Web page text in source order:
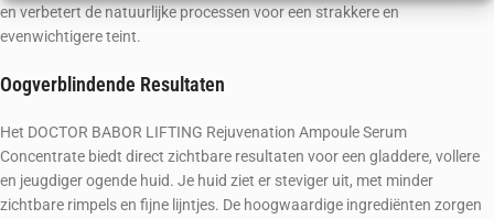
en verbetert de natuurlijke processen voor een strakkere en
evenwichtigere teint.
Oogverblindende Resultaten
Het DOCTOR BABOR LIFTING Rejuvenation Ampoule Serum
Concentrate biedt direct zichtbare resultaten voor een gladdere, vollere
en jeugdiger ogende huid. Je huid ziet er steviger uit, met minder
zichtbare rimpels en fijne lijntjes. De hoogwaardige ingrediënten zorgen